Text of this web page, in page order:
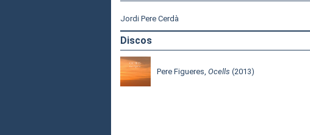
Jordi Pere Cerdà
Discos
Pere Figueres, Ocells (2013)